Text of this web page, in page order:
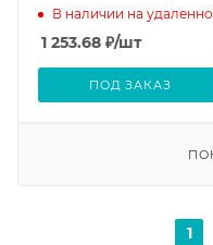
металлу FIT
В наличии на
1 253.68 ₽/шт
ПОД ЗАКАЗ
1